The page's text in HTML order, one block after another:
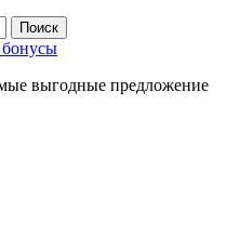
выгодные предложение